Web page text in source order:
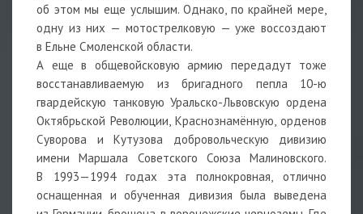
об этом мы еще услышим. Однако, по крайней мере,
одну из них — мотострелковую — уже воссоздают
в Ельне Смоленской области.
А еще в общевойсковую армию передадут тоже
восстанавливаемую из бригадного пепла 10-ю
гвардейскую танковую Уральско-Львовскую ордена
Октябрьской Революции, Краснознамённую, орденов
Суворова и Кутузова добровольческую дивизию
имени Маршала Советского Союза Малиновского.
В 1993—1994 годах эта полнокровная, отлично
оснащенная и обученная дивизия была выведена